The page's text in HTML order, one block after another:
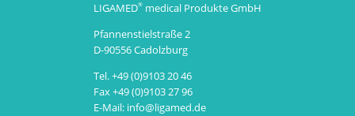
LIGAMED®medical Produkte GmbH
Pfannenstielstraße 2
D-90556 Cadolzburg
Tel. +49 (0)9103 20 46
Fax +49 (0)9103 27 96
E-Mail: info@ligamed.de